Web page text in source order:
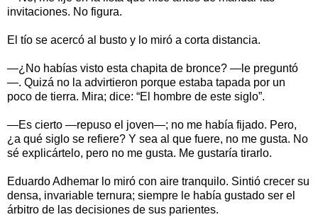
invitaciones. No figura.
El tío se acercó al busto y lo miró a corta distancia.
—¿No habías visto esta chapita de bronce? —le preguntó
—. Quizá no la advirtieron porque estaba tapada por un
poco de tierra. Mira; dice: “El hombre de este siglo”.
—Es cierto —repuso el joven—; no me había fijado. Pero,
¿a qué siglo se refiere? Y sea al que fuere, no me gusta. No
sé explicártelo, pero no me gusta. Me gustaría tirarlo.
Eduardo Adhemar lo miró con aire tranquilo. Sintió crecer su
densa, invariable ternura; siempre le había gustado ser el
árbitro de las decisiones de sus parientes.